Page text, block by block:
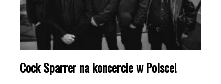
Cock Sparrer na koncercie w Polsce!